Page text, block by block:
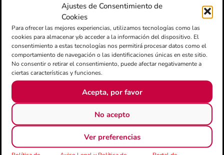
Ajustes de Consentimiento de
Cookies
Para ofrecer las mejores experiencias, utilizamos tecnologías como las
cookies para almacenar y/o acceder a la información del dispositivo. El
consentimiento a estas tecnologías nos permitirá procesar datos como el
comportamiento de navegación o las identificaciones únicas en este sitio.
No consentir o retirar el consentimiento, puede afectar negativamente a
ciertas características y funciones.
Acepta, por favor
No acepto
Ver preferencias
CATEGORÍAS
Altres